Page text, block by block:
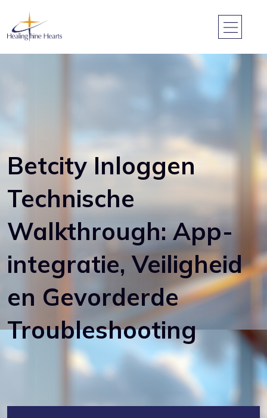
Betcity Inloggen
Technische
Walkthrough: App-
integratie, Veiligheid
en Gevorderde
Troubleshooting